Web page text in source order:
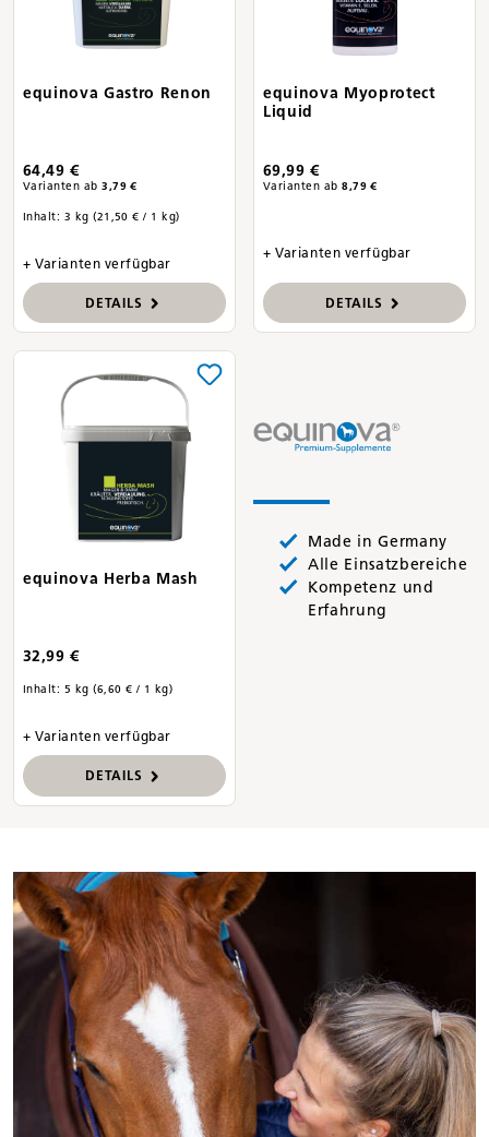
equinova Gastro Renon
64,49 €
Varianten ab 3,79 €
Inhalt: 3 kg(21,50 € / 1 kg)
+ Varianten verfügbar
DETAILS
equinova Myoprotect
Liquid
69,99 €
Varianten ab 8,79 €
+ Varianten verfügbar
DETAILS
equinova Herba Mash
32,99 €
Inhalt: 5 kg(6,60 € / 1 kg)
+ Varianten verfügbar
DETAILS
Made in Germany
Alle Einsatzbereiche
Kompetenz und
Erfahrung